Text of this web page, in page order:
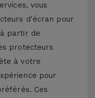
vous
d'écran pour
partir de
protecteurs
à votre
pour
Ces